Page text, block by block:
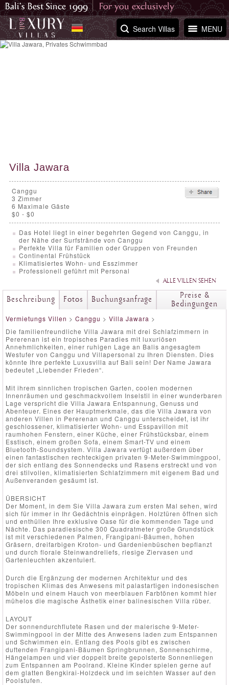
MENU
Search Villas
Villa Jawara
Canggu
3 Zimmer
6 Maximale Gäste
$0 - $0
Das Hotel liegt in einer begehrten Gegend von Canggu, in
der Nähe der Surfstrände von Canggu
Perfekte Villa für Familien oder Gruppen von Freunden
Continental Frühstück
Klimatisiertes Wohn- und Esszimmer
Professionell geführt mit Personal
ALLE VILLEN SEHEN
Beschreibung Fotos Buchungsanfrage
Preise &
Bedingungen
Vermietungs Villen > Canggu > Villa Jawara >
Die familienfreundliche Villa Jawara mit drei Schlafzimmern in
Pererenan ist ein tropisches Paradies mit luxuriösen
Annehmlichkeiten, einer ruhigen Lage an Balis angesagtem
Westufer von Canggu und Villapersonal zu Ihren Diensten. Dies
könnte Ihre perfekte Luxusvilla auf Bali sein! Der Name Jawara
bedeutet „Liebender Frieden“.
Mit ihrem sinnlichen tropischen Garten, coolen modernen
Innenräumen und geschmackvollem Inselstil in einer wunderbaren
Lage verspricht die Villa Jawara Entspannung, Genuss und
Abenteuer. Eines der Hauptmerkmale, das die Villa Jawara von
anderen Villen in Pererenan und Canggu unterscheidet, ist ihr
geschlossener, klimatisierter Wohn- und Esspavillon mit
raumhohen Fenstern, einer Küche, einer Frühstücksbar, einem
Esstisch, einem großen Sofa, einem Smart-TV und einem
Bluetooth-Soundsystem. Villa Jawara verfügt außerdem über
einen fantastischen rechteckigen privaten 9-Meter-Swimmingpool,
der sich entlang des Sonnendecks und Rasens erstreckt und von
drei stilvollen, klimatisierten Schlafzimmern mit eigenem Bad und
Außenveranden gesäumt ist.
ÜBERSICHT
Der Moment, in dem Sie Villa Jawara zum ersten Mal sehen, wird
sich für immer in Ihr Gedächtnis einprägen. Holztüren öffnen sich
und enthüllen Ihre exklusive Oase für die kommenden Tage und
Nächte. Das paradiesische 300 Quadratmeter große Grundstück
ist mit verschiedenen Palmen, Frangipani-Bäumen, hohen
Gräsern, dreifarbigen Kroton- und Gardenienbüschen bepflanzt
und durch florale Steinwandreliefs, riesige Ziervasen und
Gartenleuchten akzentuiert.
Durch die Ergänzung der modernen Architektur und des
tropischen Klimas des Anwesens mit palastartigen indonesischen
Möbeln und einem Hauch von meerblauen Farbtönen kommt hier
mühelos die magische Ästhetik einer balinesischen Villa rüber.
LAYOUT
Der sonnendurchflutete Rasen und der malerische 9-Meter-
Swimmingpool in der Mitte des Anwesens laden zum Entspannen
und Schwimmen ein. Entlang des Pools gibt es zwischen
duftenden Frangipani-Bäumen Springbrunnen, Sonnenschirme,
Hängelampen und vier doppelt breite gepolsterte Sonnenliegen
zum Entspannen am Poolrand. Kleine Kinder spielen gerne auf
dem glatten Bengkirai-Holzdeck und im seichten Wasser auf den
Poolstufen.